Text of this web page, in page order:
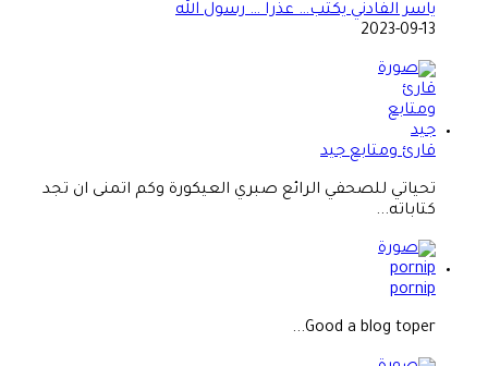
ياسر الفادني يكتب… عذرا … رسول الله
2023-09-13
قارئ ومتابع جيد
تحياتي للصحفي الرائع صبري العيكورة وكم اتمنى ان تجد
كتاباته...
pornip
Good a blog toper...